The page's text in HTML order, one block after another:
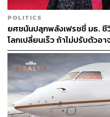
POLITICS
ยศชนันปลุกพลังเฟรชชี่ มธ.
โลกเปลี่ยนเร็ว ถ้าไม่ปรับตัวอ